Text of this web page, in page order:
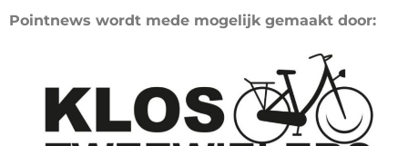
Pointnews wordt mede mogelijk gemaakt door: